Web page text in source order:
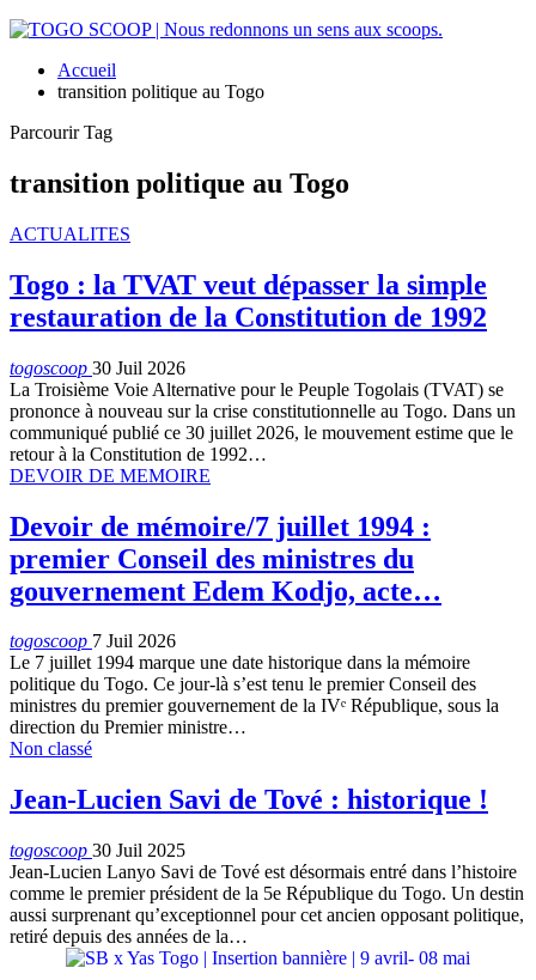
Accueil
transition politique au Togo
Parcourir Tag
transition politique au Togo
ACTUALITES
Togo : la TVAT veut dépasser la simple
restauration de la Constitution de 1992
togoscoop 30 Juil 2026
La Troisième Voie Alternative pour le Peuple Togolais (TVAT) se
prononce à nouveau sur la crise constitutionnelle au Togo. Dans un
communiqué publié ce 30 juillet 2026, le mouvement estime que le
retour à la Constitution de 1992…
DEVOIR DE MEMOIRE
Devoir de mémoire/7 juillet 1994 :
premier Conseil des ministres du
gouvernement Edem Kodjo, acte…
togoscoop 7 Juil 2026
Le 7 juillet 1994 marque une date historique dans la mémoire
politique du Togo. Ce jour-là s’est tenu le premier Conseil des
ministres du premier gouvernement de la IVᵉ République, sous la
direction du Premier ministre…
Non classé
Jean-Lucien Savi de Tové : historique !
togoscoop 30 Juil 2025
Jean-Lucien Lanyo Savi de Tové est désormais entré dans l’histoire
comme le premier président de la 5e République du Togo. Un destin
aussi surprenant qu’exceptionnel pour cet ancien opposant politique,
retiré depuis des années de la…